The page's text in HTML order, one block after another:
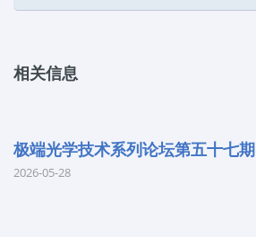
相关信息
极端光学技术系列论坛第五十七期
2026-05-28